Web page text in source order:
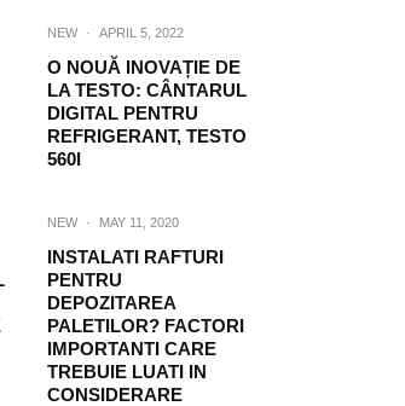
NEW · APRIL 5, 2022
O NOUĂ INOVAȚIE DE
LA TESTO: CÂNTARUL
DIGITAL PENTRU
REFRIGERANT, TESTO
560I
NEW · MAY 11, 2020
INSTALATI RAFTURI
PENTRU
DEPOZITAREA
PALETILOR? FACTORI
IMPORTANTI CARE
TREBUIE LUATI IN
CONSIDERARE